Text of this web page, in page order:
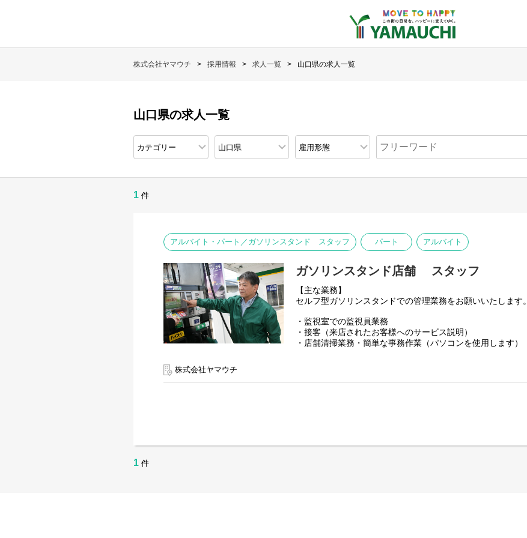
株式会社ヤマウチ 採用情報 求人一覧 山口県の求人一覧
山口県の求人一覧
1 件
アルバイト・パート／ガソリンスタンド スタッフ パート アルバイト
ガソリンスタンド店舗 スタッフ
【主な業務】
セルフ型ガソリンスタンドでの管理業務をお願いいたします。
・監視室での監視員業務
・接客（来店されたお客様へのサービス説明）
・店舗清掃業務・簡単な事務作業（パソコンを使用します）
株式会社ヤマウチ
1 件